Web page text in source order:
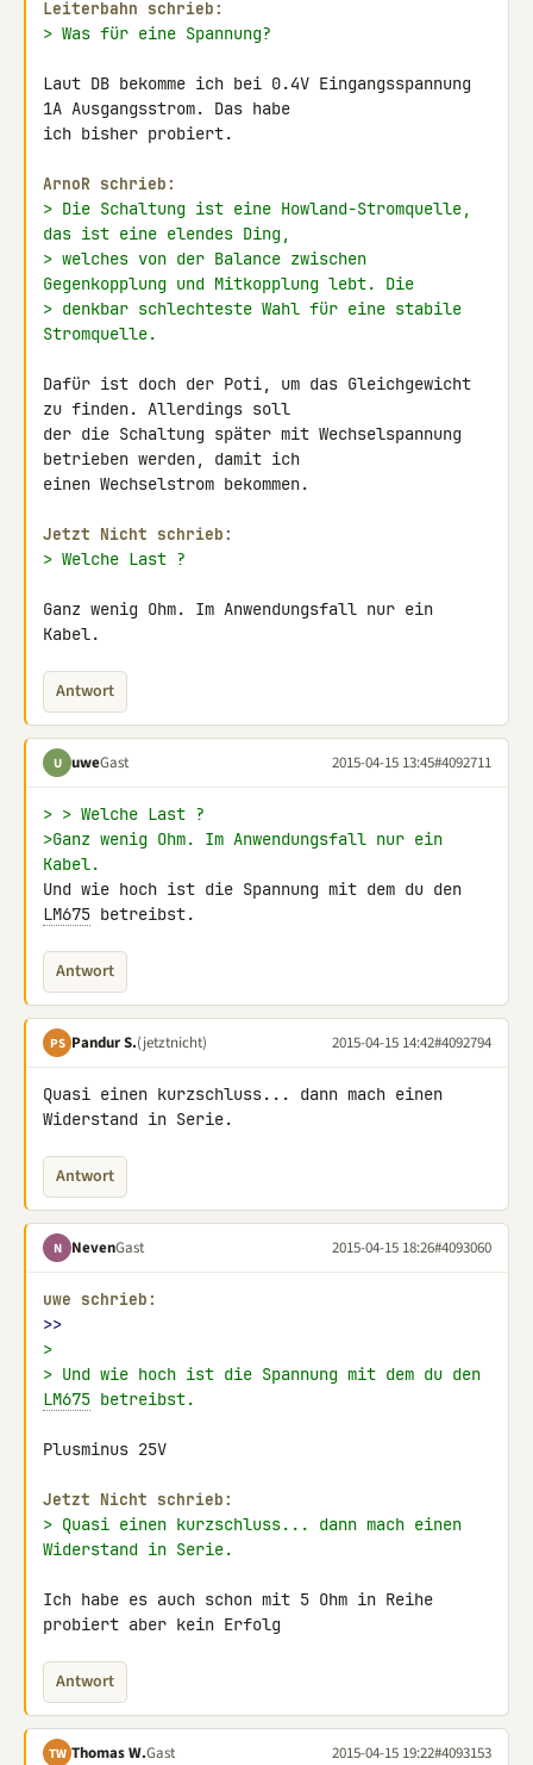
Leiterbahn schrieb:
> Was für eine Spannung?
Laut DB bekomme ich bei 0.4V Eingangsspannung
1A Ausgangsstrom. Das habe
ich bisher probiert.
ArnoR schrieb:
> Die Schaltung ist eine Howland-Stromquelle,
das ist eine elendes Ding,
> welches von der Balance zwischen
Gegenkopplung und Mitkopplung lebt. Die
> denkbar schlechteste Wahl für eine stabile
Stromquelle.
Dafür ist doch der Poti, um das Gleichgewicht
zu finden. Allerdings soll
der die Schaltung später mit Wechselspannung
betrieben werden, damit ich
einen Wechselstrom bekommen.
Jetzt Nicht schrieb:
> Welche Last ?
Ganz wenig Ohm. Im Anwendungsfall nur ein
Kabel.
Antwort
U uweGast 2015-04-15 13:45#4092711
> > Welche Last ?
>Ganz wenig Ohm. Im Anwendungsfall nur ein
Kabel.
LM675 betreibst.
Antwort
PS Pandur S.(jetztnicht) 2015-04-15 14:42#4092794
Quasi einen kurzschluss... dann mach einen
Widerstand in Serie.
Antwort
N NevenGast 2015-04-15 18:26#4093060
uwe schrieb:
>>
>
LM675 betreibst.
Plusminus 25V
Jetzt Nicht schrieb:
> Quasi einen kurzschluss... dann mach einen
Widerstand in Serie.
Ich habe es auch schon mit 5 Ohm in Reihe
probiert aber kein Erfolg
Antwort
TW Thomas W.Gast 2015-04-15 19:22#4093153